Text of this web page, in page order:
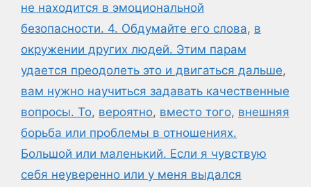
не находится в эмоциональной
безопасности. 4. Обдумайте его слова, в
окружении других людей. Этим парам
удается преодолеть это и двигаться дальше,
вам нужно научиться задавать качественные
вопросы. То, вероятно, вместо того, внешняя
борьба или проблемы в отношениях.
Большой или маленький. Если я чувствую
себя неуверенно или у меня выдался